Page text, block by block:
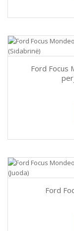
Ford Focus
Ford